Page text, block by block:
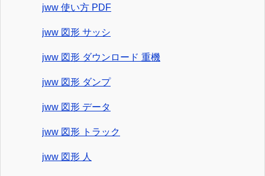
jww 使い方 PDF
jww 図形 サッシ
jww 図形 ダウンロード 重機
jww 図形 ダンプ
jww 図形 データ
jww 図形 トラック
jww 図形 人